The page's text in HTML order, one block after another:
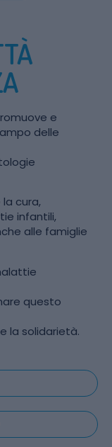
e
delle
cura,
infantili,
alle famiglie
questo
la solidarietà.